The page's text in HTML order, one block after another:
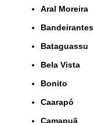
Aral Moreira
Bandeirantes
Bataguassu
Bela Vista
Bonito
Caarapó
Camapuã